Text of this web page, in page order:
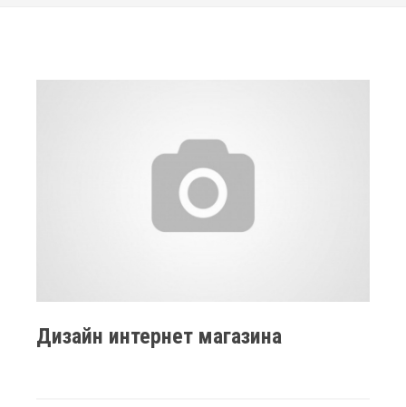
Дизайн интернет магазина